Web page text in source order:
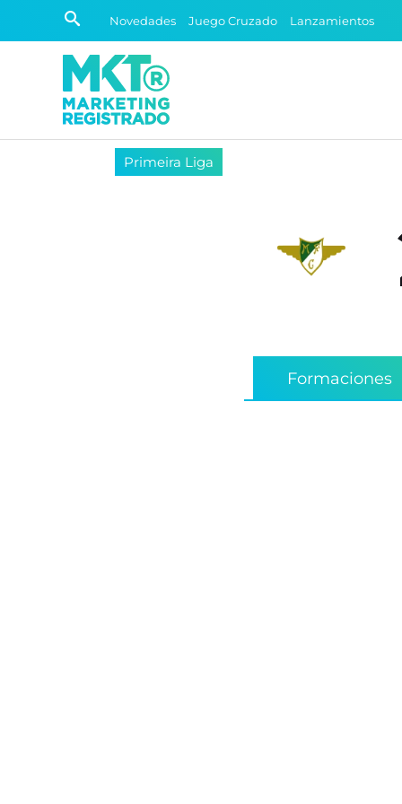
Novedades Juego Cruzado Lanzamientos
Primeira Liga
Formaciones